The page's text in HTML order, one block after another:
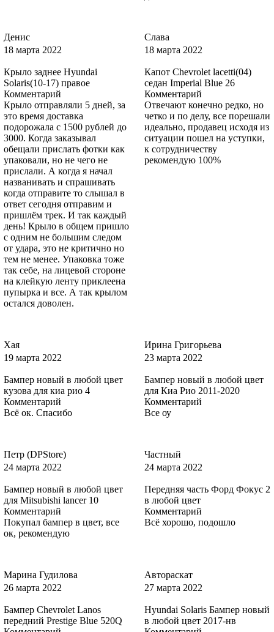
8CKE - AVALON
8CKE - AVALON
7042, NDT, NDTA, NDTAWWA - COLORADO RED (СОЛИД)
7042, NDT, NDTA, NDTAWWA - COLORADO RED (СОЛИД)
7042, NDT, NDTA, NDTAWWA - COLORADO RED (СОЛИД)
7042, NDT, NDTA, NDTAWWA - COLORADO RED (СОЛИД)
3CYC, 3CYCWWA - INK BLUE
3CYC, 3CYCWWA - INK BLUE
3CYC, 3CYCWWA - INK BLUE
3CYC, 3CYCWWA - INK BLUE
6HVE - KELP
Денис
18 марта 2022
Крыло заднее Hyundai
Solaris(10-17) правое
Комментарий
Крыло отправляли 5 дней, за
это время доставка
подорожала с 1500 рублей до
3000. Когда заказывал
обещали прислать фотки как
упаковали, но не чего не
прислали. А когда я начал
названивать и спрашивать
когда отправите то слышал в
ответ сегодня отправим и
пришлём трек. И так каждый
день! Крыло в общем пришло
с одним не большим следом
от удара, это не критично но
тем не менее. Упаковка тоже
так себе, на лицевой стороне
на клейкую ленту приклеена
пупырка и все. А так крылом
остался доволен.
Слава
18 марта 2022
Капот Chevrolet lacetti(04)
седан Imperial Blue 26
Комментарий
Отвечают конечно редко, но
четко и по делу, все порешали
идеально, продавец исходя из
ситуации пошел на уступки,
к сотрудничеству
рекомендую 100%
Хая
19 марта 2022
Бампер новый в любой цвет
кузова для киа рио 4
Комментарий
Всё ок. Спасибо
Ирина Григорьева
23 марта 2022
Бампер новый в любой цвет
для Киа Рио 2011-2020
Комментарий
Все оу
Петр (DPStore)
24 марта 2022
Бампер новый в любой цвет
для Mitsubishi lancer 10
Комментарий
Покупал бампер в цвет, все
ок, рекомендую
Частный
24 марта 2022
Передняя часть Форд Фокус 2
в любой цвет
Комментарий
Всё хорошо, подошло
Марина Гудилова
26 марта 2022
Бампер Chevrolet Lanos
передний Prestige Blue 520Q
Автораскат
27 марта 2022
Hyundai Solaris Бампер новый
в любой цвет 2017-нв